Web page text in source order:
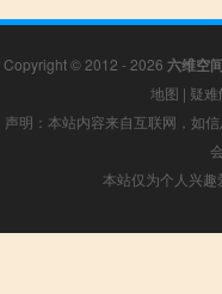
Copyright © 2012 - 2026 六维空间
地图 | 疑难
声明：本站内容来自互联网，如
本站仅为个人兴